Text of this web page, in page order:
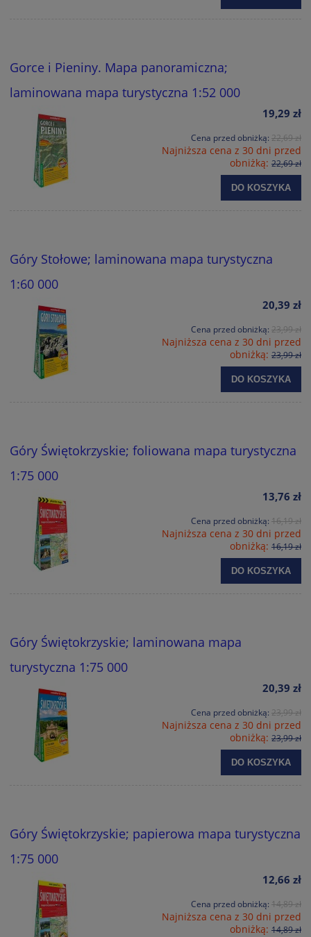
Gorce i Pieniny. Mapa panoramiczna;
laminowana mapa turystyczna 1:52 000
19,29 zł
Cena przed obniżką: 22,69 zł
Najniższa cena z 30 dni przed
obniżką: 22,69 zł
DO KOSZYKA
Góry Stołowe; laminowana mapa turystyczna
1:60 000
20,39 zł
Cena przed obniżką: 23,99 zł
Najniższa cena z 30 dni przed
obniżką: 23,99 zł
DO KOSZYKA
Góry Świętokrzyskie; foliowana mapa turystyczna
1:75 000
13,76 zł
Cena przed obniżką: 16,19 zł
Najniższa cena z 30 dni przed
obniżką: 16,19 zł
DO KOSZYKA
Góry Świętokrzyskie; laminowana mapa
turystyczna 1:75 000
20,39 zł
Cena przed obniżką: 23,99 zł
Najniższa cena z 30 dni przed
obniżką: 23,99 zł
DO KOSZYKA
Góry Świętokrzyskie; papierowa mapa turystyczna
1:75 000
12,66 zł
Cena przed obniżką: 14,89 zł
Najniższa cena z 30 dni przed
obniżką: 14,89 zł